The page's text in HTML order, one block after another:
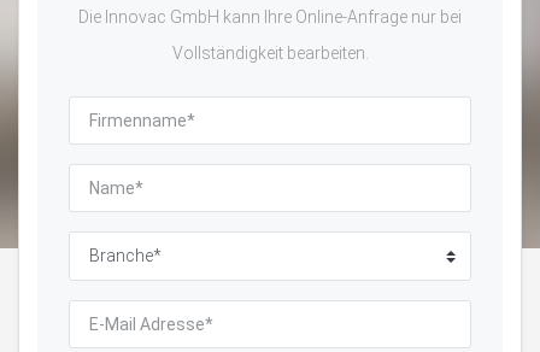
Die Innovac GmbH kann Ihre Online-Anfrage nur bei
Vollständigkeit bearbeiten.